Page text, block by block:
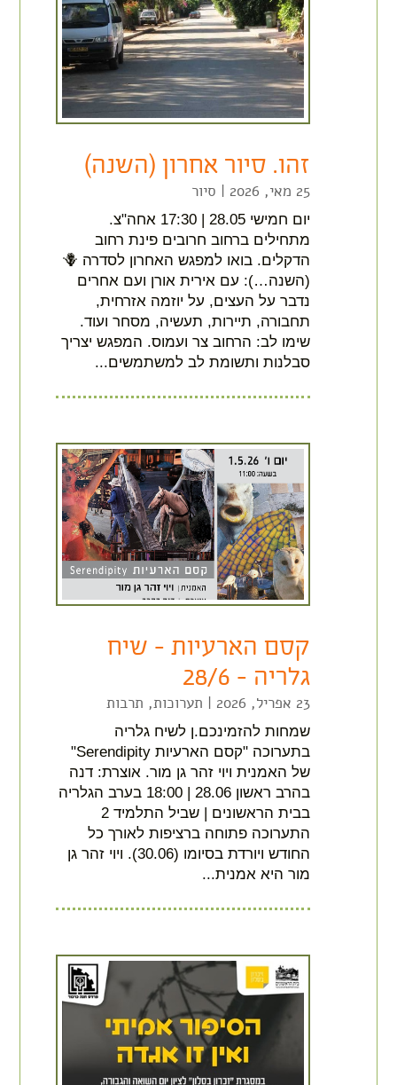
זהו. סיור אחרון (השנה)
25 מאי, 2026 | סיור
יום חמישי 28.05 | 17:30 אחה"צ.
מתחילים ברחוב חרובים פינת רחוב
הדקלים. בואו למפגש האחרון לסדרה 🪻
(השנה…): עם אירית אורן ועם אחרים
נדבר על העצים, על יוזמה אזרחית,
תחבורה, תיירות, תעשיה, מסחר ועוד.
שימו לב: הרחוב צר ועמוס. המפגש יצריך
סבלנות ותשומת לב למשתמשים...
קסם הארעיות – שיח
גלריה – 28/6
23 אפריל, 2026 | תערוכות, תרבות
שמחות להזמינכם.ן לשיח גלריה
בתערוכה "קסם הארעיות Serendipity"
של האמנית ויוי זהר גן מור. אוצרת: דנה
בהרב ראשון 28.06 | 18:00 בערב הגלריה
בבית הראשונים | שביל התלמיד 2
התערוכה פתוחה ברציפות לאורך כל
החודש ויורדת בסיומו (30.06). ויוי זהר גן
מור היא אמנית...